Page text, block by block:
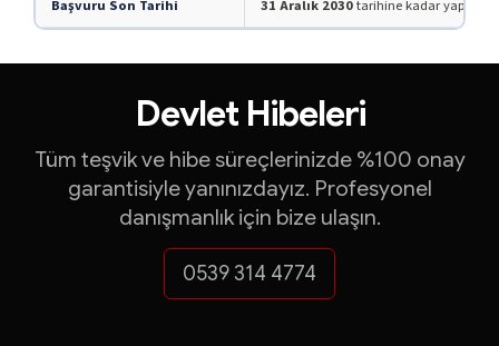
Başvuru Son Tarihi 31 Aralık 2030tarihine kadar
Yatırım Teşvik Belgeleri
İhracat Destekleri
Devlet Hibeleri
Turquality
KOSGEB Destekleri
ve çok daha fazlası...
FARABİ
Tüm teşvik ve hibe süreçlerinizde %100 onay
garantisiyle yanınızdayız. Profesyonel
danışmanlık için bize ulaşın.
0539 314 4774